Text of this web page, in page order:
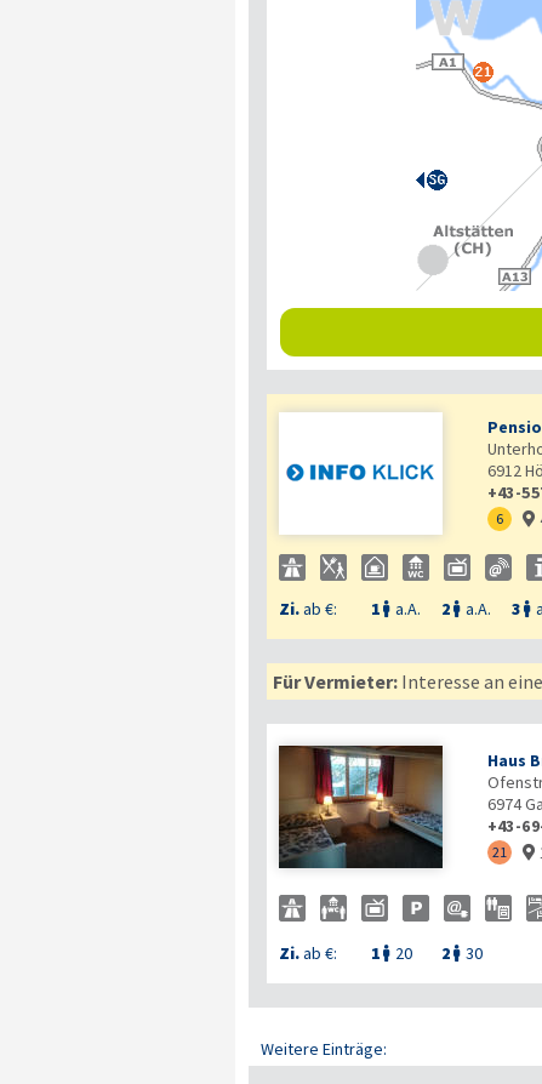
6912
+43-
6 
Zi.ab €: 1  a.A. 2  a.A. 3 
Für Vermieter:Interesse an
Haus
6974
+43-
21 
Zi.ab €: 1  20 2  30
Weitere Einträge: